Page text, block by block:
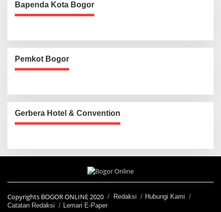
Bapenda Kota Bogor
Pemkot Bogor
Gerbera Hotel & Convention
Copyrights BOGOR ONLINE 2020 Redaksi
Hubungi Kami
Catatan Redaksi
Lemari E-Paper